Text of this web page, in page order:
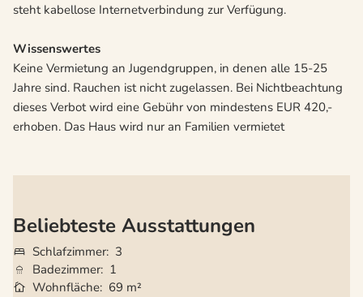
steht kabellose Internetverbindung zur Verfügung.
Wissenswertes
Keine Vermietung an Jugendgruppen, in denen alle 15-25
Jahre sind. Rauchen ist nicht zugelassen. Bei Nichtbeachtung
dieses Verbot wird eine Gebühr von mindestens EUR 420,-
erhoben. Das Haus wird nur an Familien vermietet
Beliebteste Ausstattungen
Schlafzimmer 3
Badezimmer 1
Wohnfläche 69 m²